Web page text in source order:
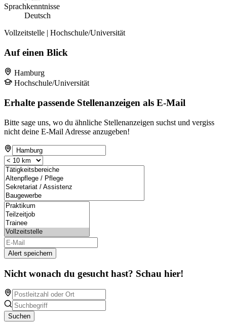
Sprachkenntnisse
Deutsch
Vollzeitstelle | Hochschule/Universität
Auf einen Blick
Hamburg
Hochschule/Universität
Erhalte passende Stellenanzeigen als E-Mail
Bitte sage uns, wo du ähnliche Stellenanzeigen suchst und vergiss
nicht deine E-Mail Adresse anzugeben!
Alert speichern
Nicht wonach du gesucht hast? Schau hier!
Suchen